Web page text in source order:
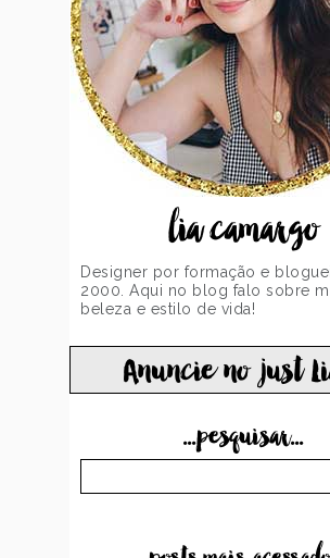
lia camargo
Designer por formação e
2000. Aqui no blog falo sobre
beleza e estilo de vida!
Anuncie no just
...pesquisar...